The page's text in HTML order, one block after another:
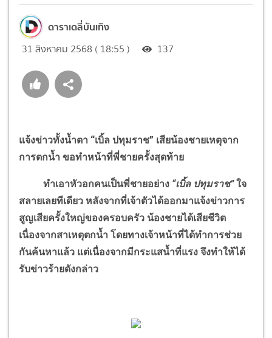
ดาราเดลี่บันเทิง
31 สิงหาคม 2568 ( 18:55 ) 137
แจ้งข่าวทั้งน้ำตา “เบิ้ล ปทุมราช” เสียน้องชายเหตุจาก
การตกน้ำ ขอทำหน้าที่พี่ชายครั้งสุดท้าย
ทำเอาหัวอกคนเป็นพี่ชายอย่าง “เบิ้ล ปทุมราช”ใจ
สลายเลยทีเดียว หลังจากที่เจ้าตัวได้ออกมาแจ้งข่าวการ
สูญเสียครั้งใหญ่ของครอบครัว น้องชายได้เสียชีวิต
เนื่องจากสาเหตุตกน้ำ โดยทางเจ้าหน้าที่ได้ทำการช่วย
กันค้นหาแล้ว แต่เนื่องจากมีกระแสน้ำที่แรง จึงทำให้ได้
รับข่าวร้ายดังกล่าว